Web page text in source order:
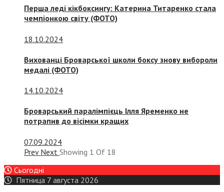
Перша леді кікбоксингу: Катерина Титаренко стала
чемпіонкою світу (ФОТО)
18.10.2024
Вихованці Броварської школи боксу знову вибороли
медалі (ФОТО)
14.10.2024
Броварський паралімпієць Ілля Яременко не
потрапив до вісімки кращих
07.09.2024
Prev Next Showing 1 Of 18
Сьогодні
Пятница 7 августа 2026